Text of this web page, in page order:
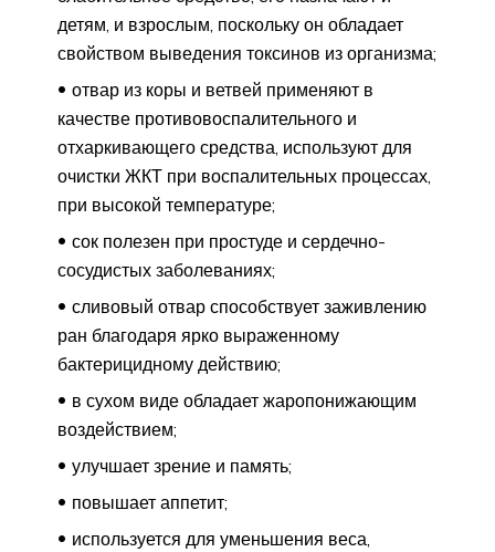
детям, и взрослым, поскольку он обладает
свойством выведения токсинов из организма;
отвар из коры и ветвей применяют в
качестве противовоспалительного и
отхаркивающего средства, используют для
очистки ЖКТ при воспалительных процессах,
при высокой температуре;
сок полезен при простуде и сердечно-
сосудистых заболеваниях;
сливовый отвар способствует заживлению
ран благодаря ярко выраженному
бактерицидному действию;
в сухом виде обладает жаропонижающим
воздействием;
улучшает зрение и память;
повышает аппетит;
используется для уменьшения веса,